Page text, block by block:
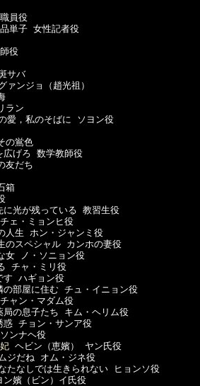
員役
子 女性記者役
役
サバ
ンジョ（趙光祖）
ン
，私のそばに ソヨン役
の鴬色
ろ 数学教師役
友だち
箱
残っている 教習生役
ミョンヒ役
生 ホン・ジャンミ役
スペシャル カンホの妻役
ノ・ソニョン役
チャ・ミリ役
ハギョン役
に住む チュ・イニョン役
・マダム役
子たち キム・ヘリム役
ョン・サンア役
ナヘ役
ヘビン（恵嬪） ヤン氏役
だね オム・ジネ役
なしでは生きられない ヒョンソ役
嬪（ビン）イ氏役